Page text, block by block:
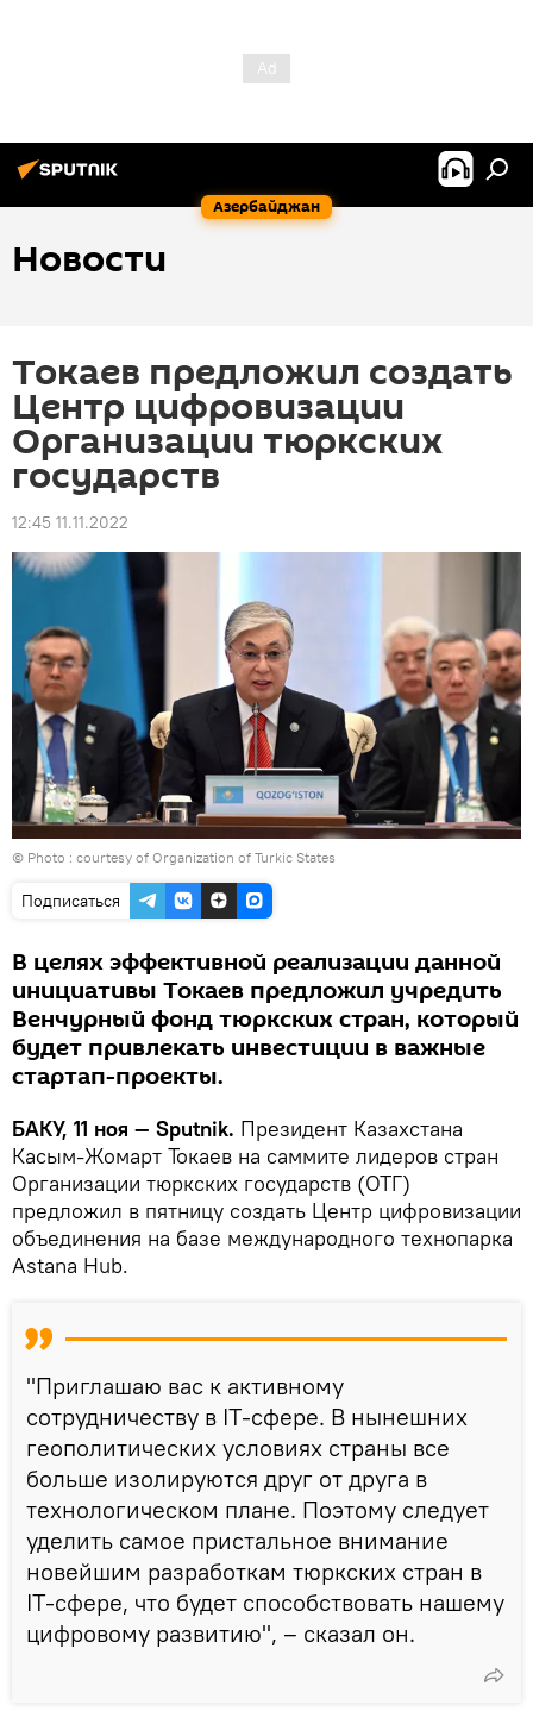
Азербайджан
Новости
Токаев предложил создать
Центр цифровизации
Организации тюркских
государств
12:45 11.11.2022
© Photo : courtesy of Organization of Turkic States
Подписаться
В целях эффективной реализации данной
инициативы Токаев предложил учредить
Венчурный фонд тюркских стран, который
будет привлекать инвестиции в важные
стартап-проекты.
БАКУ, 11 ноя — Sputnik. Президент Казахстана
Касым-Жомарт Токаев на саммите лидеров стран
Организации тюркских государств (ОТГ)
предложил в пятницу создать Центр цифровизации
объединения на базе международного технопарка
Astana Hub.
"Приглашаю вас к активному
сотрудничеству в IТ-сфере. В нынешних
геополитических условиях страны все
больше изолируются друг от друга в
технологическом плане. Поэтому следует
уделить самое пристальное внимание
новейшим разработкам тюркских стран в
IТ-сфере, что будет способствовать нашему
цифровому развитию", – сказал он.